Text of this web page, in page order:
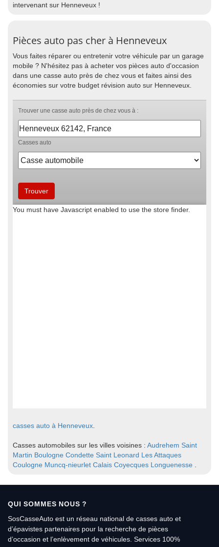
intervenant sur Henneveux !
Pièces auto pas cher à Henneveux
Vous faites réparer ou entretenir votre véhicule par un garage
mobile ? N'hésitez pas à acheter vos pièces auto d'occasion
dans une casse auto près de chez vous et faites ainsi des
économies sur votre budget révision auto sur Henneveux.
casses auto à Henneveux
Casses automobiles sur les villes voisines : Audrehem Saint
Martin Boulogne Condette Saint Leonard Les Attaques
Coulogne Muncq-nieurlet Calais Coyecques Longuenesse
QUI SOMMES NOUS ?
SosCasseAuto est un réseau national de casses auto et
d’épavistes partenaires pour la recherche de pièces
d’occasion et l’enlèvement de véhicules. Services 100%